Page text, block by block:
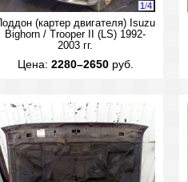
1/4
Поддон (картер двигателя) Isuzu
Bighorn / Trooper II (LS) 1992-
2003 гг.
Цена: 2280–2650руб.